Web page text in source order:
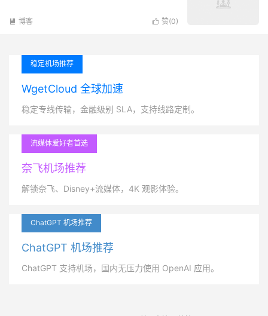
 赞(0)
 博客
稳定机场推荐
WgetCloud 全球加速
稳定专线传输，金融级别 SLA，支持线路定制。
流媒体爱好者首选
奈飞机场推荐
解锁奈飞、Disney+流媒体，4K 观影体验。
ChatGPT 机场推荐
ChatGPT 机场推荐
ChatGPT 支持机场，国内无压力使用 OpenAI 应用。